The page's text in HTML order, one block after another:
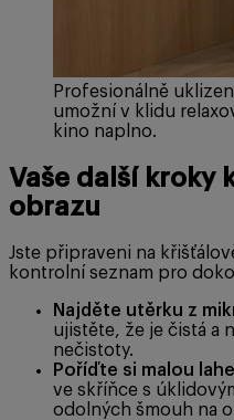
Profesionálně
umožní v klidu
kino naplno.
Vaše další kroky
obrazu
Jste připraveni na
kontrolní seznam pro
Najděte utěrku z
ujistěte, že je čistá a
nečistoty.
Poříďte si malou
ve skříňce s
odolných šmouh na